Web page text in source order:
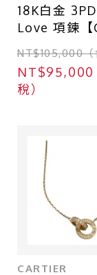
18K白金
Love 項鍊
卡地亞】
NT$105,000（
NT$95,000
稅）
CARTIER